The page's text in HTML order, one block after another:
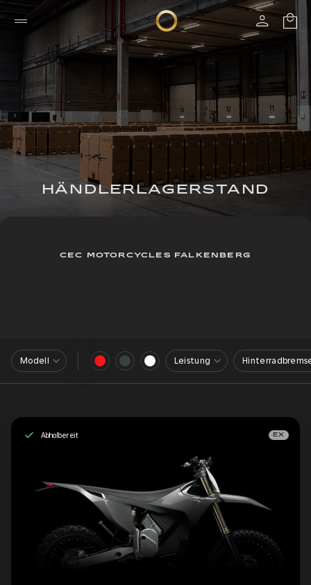
HÄNDLERLAGERSTAND
CEC MOTORCYCLES FALKENBERG
Modell Leistung
Abholbereit EX